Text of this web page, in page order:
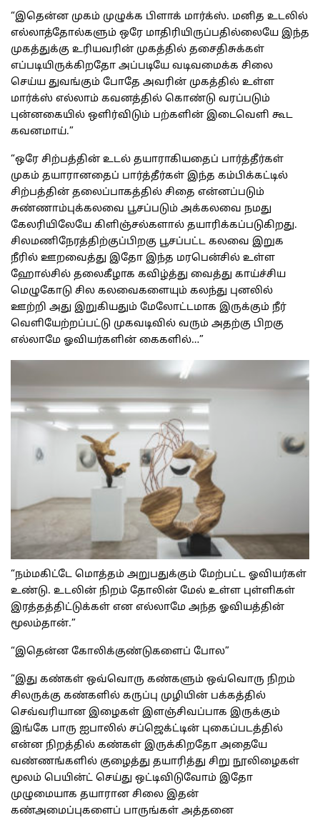
“இதென்ன முகம் முழுக்க பிளாக் மார்க்ஸ். மனித உடலில்
எல்லாத்தோல்களும் ஒரே மாதிரியிருப்பதில்லையே இந்த
முகத்துக்கு உரியவரின் முகத்தில் தசைதிசுக்கள்
எப்படியிருக்கிறதோ அப்படியே வடிவமைக்க சிலை
செய்ய துவங்கும் போதே அவரின் முகத்தில் உள்ள
மார்க்ஸ் எல்லாம் கவனத்தில் கொண்டு வரப்படும்
புன்னகையில் ஒளிர்விடும் பற்களின் இடைவெளி கூட
கவனமாய்.”
“ஒரே சிற்பத்தின் உடல் தயாராகியதைப் பார்த்தீர்கள்
முகம் தயாரானதைப் பார்த்தீர்கள் இந்த கம்பிக்கட்டில்
சிற்பத்தின் தலைப்பாகத்தில் சிதை என்னப்படும்
சுண்ணாம்புக்கலவை பூசப்படும் அக்கலவை நமது
கேலரியிலேயே கிளிஞ்சல்களால் தயாரிக்கப்படுகிறது.
சிலமணிநேரத்திற்குப்பிறகு பூசப்பட்ட கலவை இறுக
நீரில் ஊறவைத்து இதோ இந்த மரபென்சில் உள்ள
ஹோல்சில் தலைகீழாக கவிழ்த்து வைத்து காய்ச்சிய
மெழுகோடு சில கலவைகளையும் கலந்து புனலில்
ஊற்றி அது இறுகியதும் மேலோட்டமாக இருக்கும் நீர்
வெளியேற்றப்பட்டு முகவடிவில் வரும் அதற்கு பிறகு
எல்லாமே ஓவியர்களின் கைகளில்…”
“நம்மகிட்டே மொத்தம் அறுபதுக்கும் மேற்பட்ட ஓவியர்கள்
உண்டு. உடலின் நிறம் தோலின் மேல் உள்ள புள்ளிகள்
இரத்தத்திட்டுக்கள் என எல்லாமே அந்த ஓவியத்தின்
மூலம்தான்.”
“இதென்ன கோலிக்குண்டுகளைப் போல”
“இது கண்கள் ஒவ்வொரு கண்களும் ஒவ்வொரு நிறம்
சிலருக்கு கண்களில் கருப்பு முழியின் பக்கத்தில்
செவ்வரியான இழைகள் இளஞ்சிவப்பாக இருக்கும்
இங்கே பாரு ஐபாலில் சப்ஜெக்ட்டின் புகைப்படத்தில்
என்ன நிறத்தில் கண்கள் இருக்கிறதோ அதையே
வண்ணங்களில் குழைத்து தயாரித்து சிறு நூலிழைகள்
மூலம் பெயின்ட் செய்து ஒட்டிவிடுவோம் இதோ
முழுமையாக தயாரான சிலை இதன்
கண்அமைப்புகளைப் பாருங்கள் அத்தனை